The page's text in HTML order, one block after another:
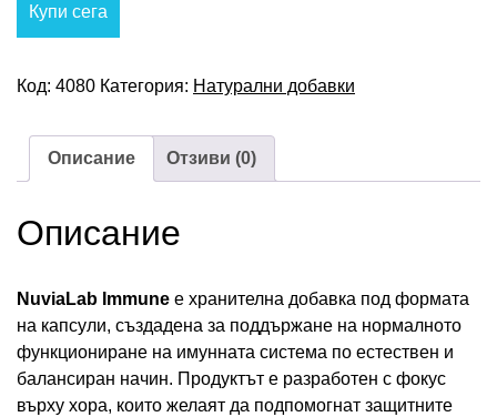
Купи сега
Код: 4080 Категория: Натурални добавки
Описание Отзиви (0)
Описание
NuviaLab Immune е хранителна добавка под формата
на капсули, създадена за поддържане на нормалното
функциониране на имунната система по естествен и
балансиран начин. Продуктът е разработен с фокус
върху хора, които желаят да подпомогнат защитните